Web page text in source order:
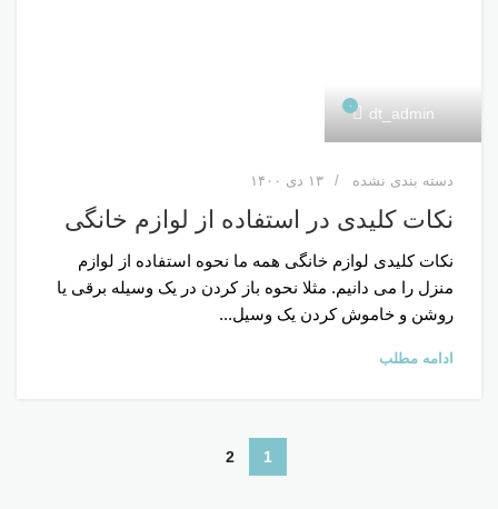
dt_admin ۰
دسته بندی نشده ۱۳ دی ۱۴۰۰
نکات کلیدی در استفاده از لوازم خانگی
نکات کلیدی لوازم خانگی همه ما نحوه استفاده از لوازم
منزل را می دانیم. مثلا نحوه باز کردن در یک وسیله برقی یا
روشن و خاموش کردن یک وسیل...
ادامه مطلب
1
2